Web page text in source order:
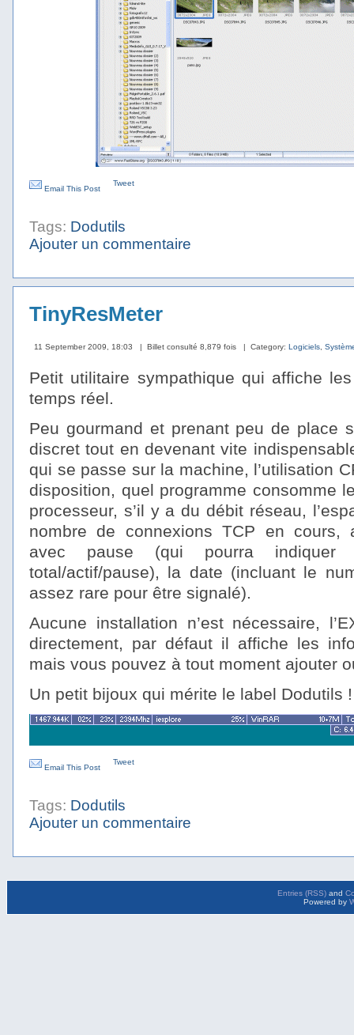
Email This Post
Tweet
Tags: Dodutils
Ajouter un commentaire
TinyResMeter
11 September 2009, 18:03 | Billet consulté 8,879 fois | Category: Logiciels
Petit utilitaire sympathique qui affiche
temps réel.
Peu gourmand et prenant peu de place
discret tout en devenant vite
qui se passe sur la machine, l’utilisation
disposition, quel programme consomme
processeur, s’il y a du débit réseau,
nombre de connexions TCP en cours,
avec pause (qui pourra
total/actif/pause), la date (incluant le
assez rare pour être signalé).
Aucune installation n’est nécessaire,
directement, par défaut il affiche les
mais vous pouvez à tout moment ajouter
Un petit bijoux qui mérite le label Dodutils !
Email This Post
Tweet
Tags: Dodutils
Ajouter un commentaire
Entries (RSS) and
Powered by